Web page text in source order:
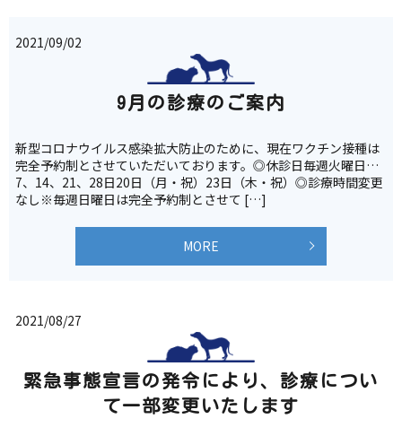
2021/09/02
9月の診療のご案内
新型コロナウイルス感染拡大防止のために、現在ワクチン接種は
完全予約制とさせていただいております。◎休診日毎週火曜日…
7、14、21、28日20日（月・祝）23日（木・祝）◎診療時間変更
なし※毎週日曜日は完全予約制とさせて […]
MORE
2021/08/27
緊急事態宣言の発令により、診療につい
て一部変更いたします